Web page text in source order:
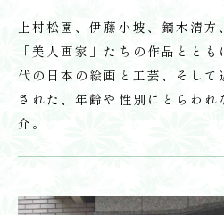
上村松園、伊藤小坡、鏑木清
「美人画家」たちの作品とと
代の日本の絵画と工芸、そして
された、年齢や性別にとらわ
介。